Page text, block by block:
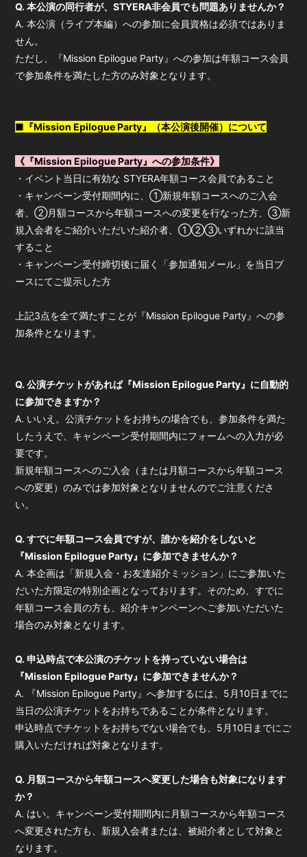
Q. 本公演の同行者が、STYERA非会員でも問題ありませんか？
A. 本公演（ライブ本編）への参加に会員資格は必須ではありま
せん。
ただし、『Mission Epilogue Party』への参加は年額コース会員
で参加条件を満たした方のみ対象となります。
■『Mission Epilogue Party』（本公演後開催）について
《『Mission Epilogue Party』への参加条件》
・イベント当日に有効な STYERA年額コース会員であること
・キャンペーン受付期間内に、①新規年額コースへのご入会
者、②月額コースから年額コースへの変更を行なった方、③新
規入会者をご紹介いただいた紹介者、①②③いずれかに該当
すること
・キャンペーン受付締切後に届く「参加通知メール」を当日ブ
ースにてご提示した方
上記3点を全て満たすことが『Mission Epilogue Party』への参
加条件となります。
Q. 公演チケットがあれば『Mission Epilogue Party』に自動的
に参加できますか？
A. いいえ。公演チケットをお持ちの場合でも、参加条件を満た
したうえで、キャンペーン受付期間内にフォームへの入力が必
要です。
新規年額コースへのご入会（または月額コースから年額コース
への変更）のみでは参加対象となりませんのでご注意くださ
い。
Q. すでに年額コース会員ですが、誰かを紹介をしないと
『Mission Epilogue Party』に参加できませんか？
A. 本企画は「新規入会・お友達紹介ミッション」にご参加いた
だいた方限定の特別企画となっております。そのため、すでに
年額コース会員の方も、紹介キャンペーンへご参加いただいた
場合のみ対象となります。
Q. 申込時点で本公演のチケットを持っていない場合は
『Mission Epilogue Party』に参加できませんか？
A. 『Mission Epilogue Party』へ参加するには、5月10日までに
当日の公演チケットをお持ちであることが条件となります。
申込時点でチケットをお持ちでない場合でも、5月10日までにご
購入いただければ対象となります。
Q. 月額コースから年額コースへ変更した場合も対象になります
か？
A. はい。キャンペーン受付期間内に月額コースから年額コース
へ変更された方も、新規入会者または、被紹介者として対象と
なります。